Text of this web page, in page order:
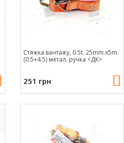
Стяжка вантажу, 0.5t. 25mm.x5m.
(0.5+4.5) метал. ручка <ДК>
251 грн